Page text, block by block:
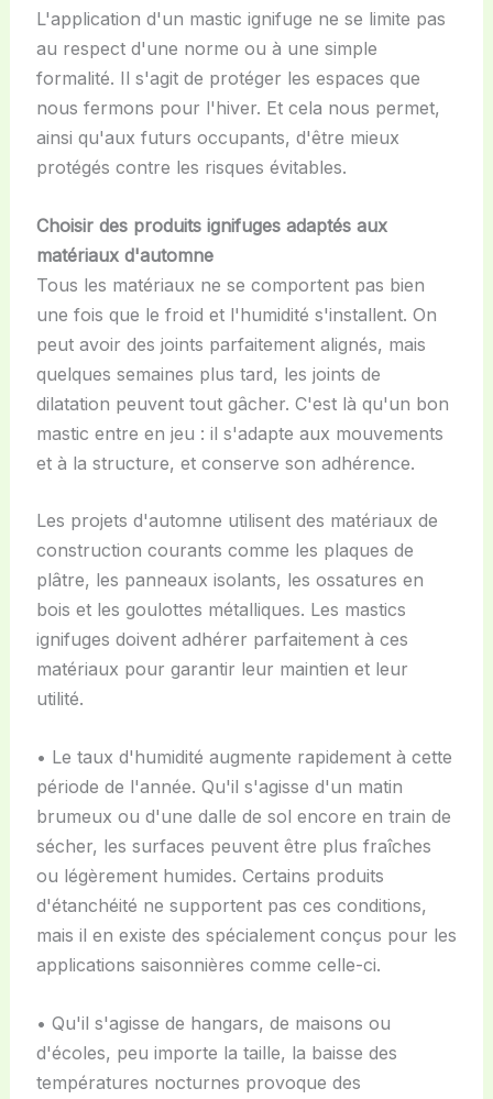
L'application d'un mastic ignifuge ne se limite pas
au respect d'une norme ou à une simple
formalité. Il s'agit de protéger les espaces que
nous fermons pour l'hiver. Et cela nous permet,
ainsi qu'aux futurs occupants, d'être mieux
protégés contre les risques évitables.
Choisir des produits ignifuges adaptés aux
matériaux d'automne
Tous les matériaux ne se comportent pas bien
une fois que le froid et l'humidité s'installent. On
peut avoir des joints parfaitement alignés, mais
quelques semaines plus tard, les joints de
dilatation peuvent tout gâcher. C'est là qu'un bon
mastic entre en jeu : il s'adapte aux mouvements
et à la structure, et conserve son adhérence.
Les projets d'automne utilisent des matériaux de
construction courants comme les plaques de
plâtre, les panneaux isolants, les ossatures en
bois et les goulottes métalliques. Les mastics
ignifuges doivent adhérer parfaitement à ces
matériaux pour garantir leur maintien et leur
utilité.
• Le taux d'humidité augmente rapidement à cette
période de l'année. Qu'il s'agisse d'un matin
brumeux ou d'une dalle de sol encore en train de
sécher, les surfaces peuvent être plus fraîches
ou légèrement humides. Certains produits
d'étanchéité ne supportent pas ces conditions,
mais il en existe des spécialement conçus pour les
applications saisonnières comme celle-ci.
• Qu'il s'agisse de hangars, de maisons ou
d'écoles, peu importe la taille, la baisse des
températures nocturnes provoque des